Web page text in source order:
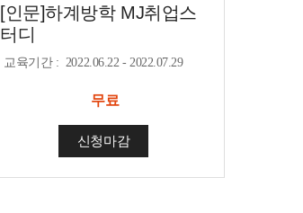
[인문]하계방학 MJ취업스
터디
교육기간: 2022.06.22 - 2022.07.29
무료
신청마감